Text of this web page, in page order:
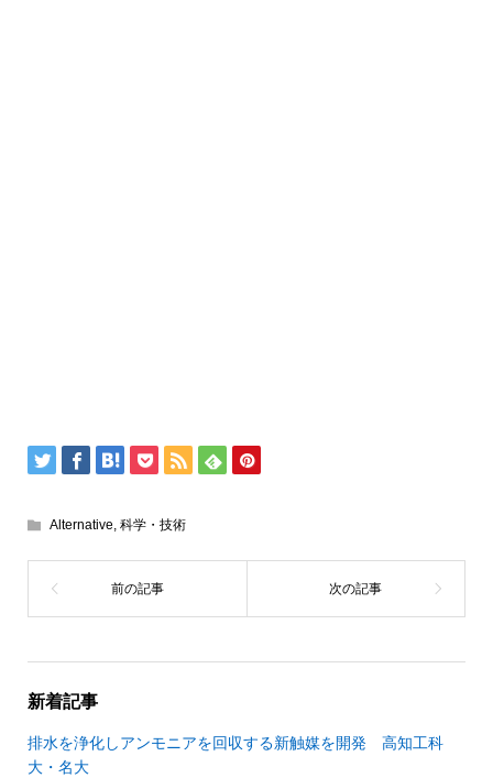
Alternative, 科学・技術
新着記事
排水を浄化しアンモニアを回収する新触媒を開発 高知工科
大・名大